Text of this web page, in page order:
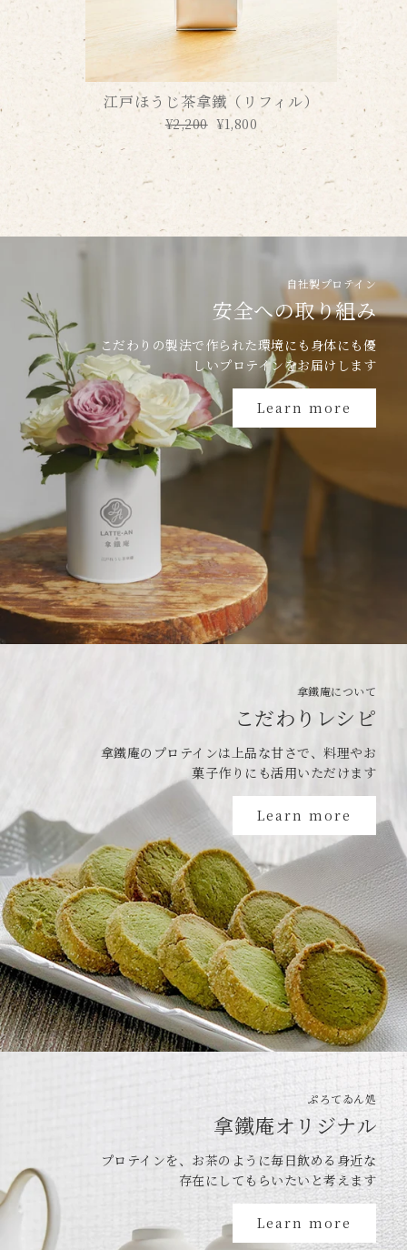
江戸ほうじ茶拿鐵（リフィル）
通
常
価
¥2,200 セ
ル
価
格
¥1,800
自社製プロテイン
安全への取り組み
こだわりの製法で作られた環境にも身体にも優
しいプロテインをお届けします
Learn more
拿鐵庵について
こだわりレシピ
拿鐵庵のプロテインは上品な甘さで、料理やお
菓子作りにも活用いただけます
Learn more
ぷろてゐん処
拿鐵庵オリジナル
プロテインを、お茶のように毎日飲める身近な
存在にしてもらいたいと考えます
Learn more